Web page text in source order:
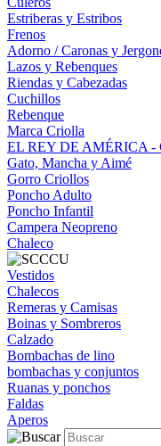
Estriberas y Estribos
Frenos
Adorno / Caronas y
Lazos y Rebenques
Riendas y Cabezadas
Cuchillos
Rebenque
Marca Criolla
EL REY DE AMÉRICA -
Gato, Mancha y Aimé
Gorro Criollos
Poncho Adulto
Poncho Infantil
Campera Neopreno
Chaleco
Vestidos
Chalecos
Remeras y Camisas
Boinas y Sombreros
Calzado
Bombachas de lino
bombachas y conjuntos
Ruanas y ponchos
Faldas
Aperos